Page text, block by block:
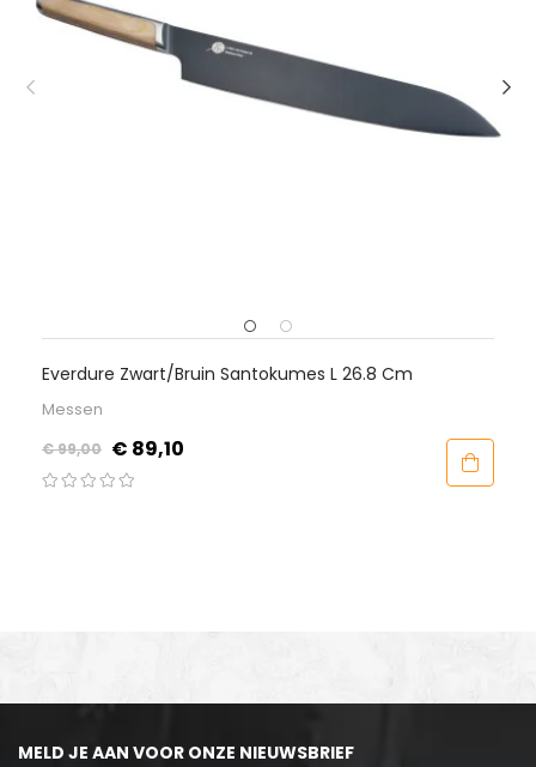
Everdure Zwart/Bruin Santokumes L 26.8 Cm
Messen
Normale
prijs
€ 99,00 Prijs
€ 89,10
MELD JE AAN VOOR ONZE NIEUWSBRIEF